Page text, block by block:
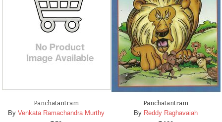
Panchatantram
By Venkata Ramachandra Murthy
Panchatantram
By Reddy Raghavaiah